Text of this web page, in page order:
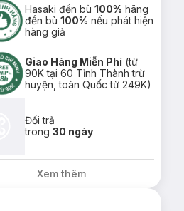
Hasaki đền bù100% hãng
đền bù100% nếu phát hiện
hàng giả
Giao Hàng Miễn Phí (từ
90K tại 60 Tỉnh Thành trừ
huyện, toàn Quốc từ 249K)
Đổi trả
trong30 ngày
Xem thêm